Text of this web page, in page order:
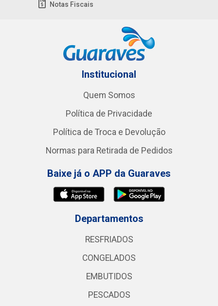
Notas Fiscais
Institucional
Quem Somos
Política de Privacidade
Política de Troca e Devolução
Normas para Retirada de Pedidos
Baixe já o APP da Guaraves
Departamentos
RESFRIADOS
CONGELADOS
EMBUTIDOS
PESCADOS